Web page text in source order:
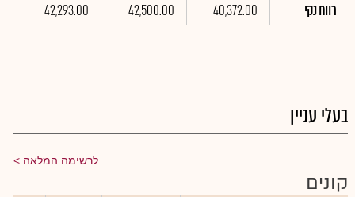
רווח נקי
40,372.00
42,500.00
42,293.00
בעלי עניין
לרשימה המלאה
קונים